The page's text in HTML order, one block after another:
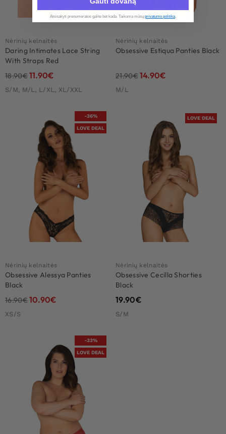
Nėrinių kelnaitės
Daring Intimates Lace String
With Straps Red
18.90€11.90€
S/M, M/L, L/XL, XL/XXL
Nėrinių kelnaitės
Obsessive Estiqua Panties Black
21.90€14.90€
M/L
-36%
LOVE DEAL
Nėrinių kelnaitės
Obsessive Alessya Panties
Black
16.90€10.90€
XS/S
LOVE DEAL
Nėrinių kelnaitės
Obsessive Cecilla Shorties
Black
19.90€
S/M
-33%
LOVE DEAL
Atsisakyti prenumeratos galite bet kada. Taikoma mūsų privatumo politika